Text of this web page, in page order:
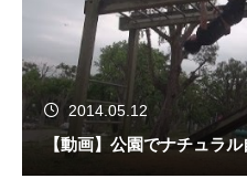
2014.05.12
【動画】公園でナチュラ